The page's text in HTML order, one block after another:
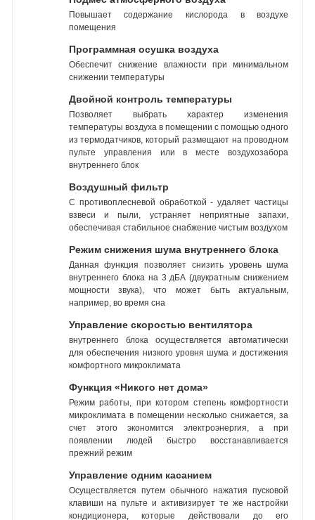
Повышает содержание кислорода в воздухе
помещения
Программная осушка воздуха
Обеспечит снижение влажности при минимальном
снижении температуры
Двойной контроль температуры
Позволяет выбрать характер изменения
температуры воздуха в помещении с помощью одного
из термодатчиков, который размещают на проводном
пульте управления или в месте воздухозабора
внутреннего блок
Воздушный фильтр
С противоплесневой обработкой - удаляет частицы
взвеси и пыли, устраняет неприятные запахи,
обеспечивая стабильное снабжение чистым воздухом
Режим снижения шума внутреннего блока
Данная функция позволяет снизить уровень шума
внутреннего блока на 3 дБА (двукратным снижением
мощности звука), что может быть актуальным,
например, во время сна
Управление скоростью вентилятора
внутреннего блока осуществляется автоматически
для обеспечения низкого уровня шума и достижения
комфортного микроклимата
Функция «Никого нет дома»
Режим работы, при котором степень комфортности
микроклимата в помещении несколько снижается, за
счет этого экономится электроэнергия, а при
появлении людей быстро восстанавливается
прежний режим
Управление одним касанием
Осуществляется путем обычного нажатия пусковой
клавиши на пульте и активизирует те же настройки
кондиционера, которые действовали до его